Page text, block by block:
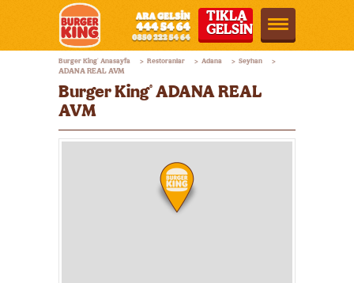
Burger
King®
Türkiye
TIKLA
GELSİN
Burger King® Anasayfa > Restoranlar > Adana > Seyhan >
ADANA REAL AVM
Burger King® ADANA REAL
AVM